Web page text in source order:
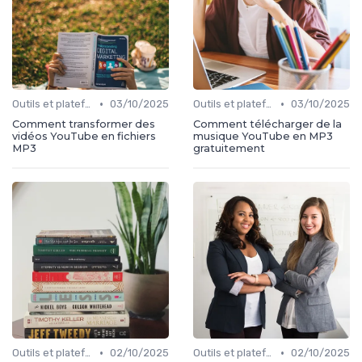
Outils et plateformes • 03/10/2025
Comment transformer des
vidéos YouTube en fichiers
MP3
Outils et plateformes • 03/10/2025
Comment télécharger de la
musique YouTube en MP3
gratuitement
Outils et plateformes • 02/10/2025 Outils et plateformes • 02/10/2025